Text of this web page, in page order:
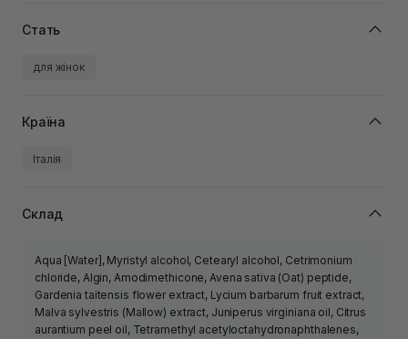
Стать
для жінок
Країна
Італія
Склад
Aqua [Water], Myristyl alcohol, Cetearyl alcohol, Cetrimonium
chloride, Algin, Amodimethicone, Avena sativa (Oat) peptide,
Gardenia taitensis flower extract, Lycium barbarum fruit extract,
Malva sylvestris (Mallow) extract, Juniperus virginiana oil, Citrus
aurantium peel oil, Tetramethyl acetyloctahydronaphthalenes,